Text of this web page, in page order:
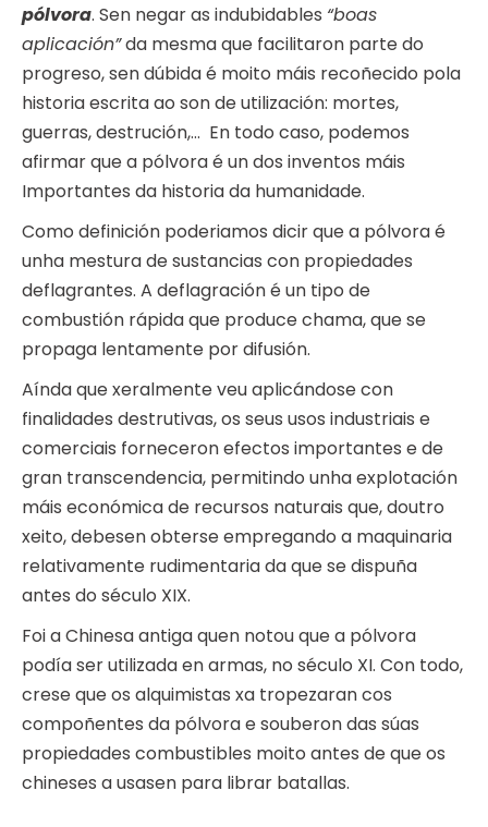
pólvora. Sen negar as indubidables “boas
aplicación”da mesma que facilitaron parte do
progreso, sen dúbida é moito máis recoñecido pola
historia escrita ao son de utilización: mortes,
guerras, destrución,… En todo caso, podemos
afirmar que a pólvora é un dos inventos máis
Importantes da historia da humanidade.
Como definición poderiamos dicir que a pólvora é
unha mestura de sustancias con propiedades
deflagrantes. A deflagración é un tipo de
combustión rápida que produce chama, que se
propaga lentamente por difusión.
Aínda que xeralmente veu aplicándose con
finalidades destrutivas, os seus usos industriais e
comerciais forneceron efectos importantes e de
gran transcendencia, permitindo unha explotación
máis económica de recursos naturais que, doutro
xeito, debesen obterse empregando a maquinaria
relativamente rudimentaria da que se dispuña
antes do século XIX.
Foi a Chinesa antiga quen notou que a pólvora
podía ser utilizada en armas, no século XI. Con todo,
crese que os alquimistas xa tropezaran cos
compoñentes da pólvora e souberon das súas
propiedades combustibles moito antes de que os
chineses a usasen para librar batallas.